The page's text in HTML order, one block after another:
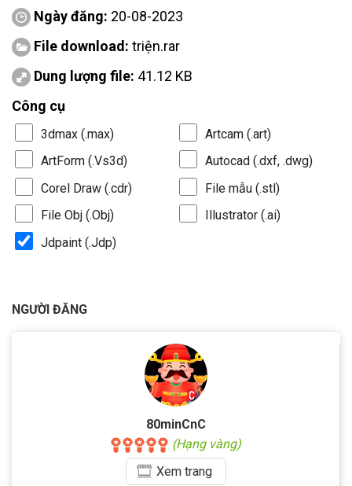
Ngày đăng: 20-08-2023
File download: triện.rar
Dung lượng file: 41.12 KB
Công cụ
3dmax (.max)
Artcam (.art)
ArtForm (.Vs3d)
Autocad (.dxf, .dwg)
Corel Draw (.cdr)
File mẫu (.stl)
File Obj (.Obj)
Illustrator (.ai)
Jdpaint (.Jdp)
NGƯỜI ĐĂNG
80minCnC
(Hạng vàng)
Xemtrang